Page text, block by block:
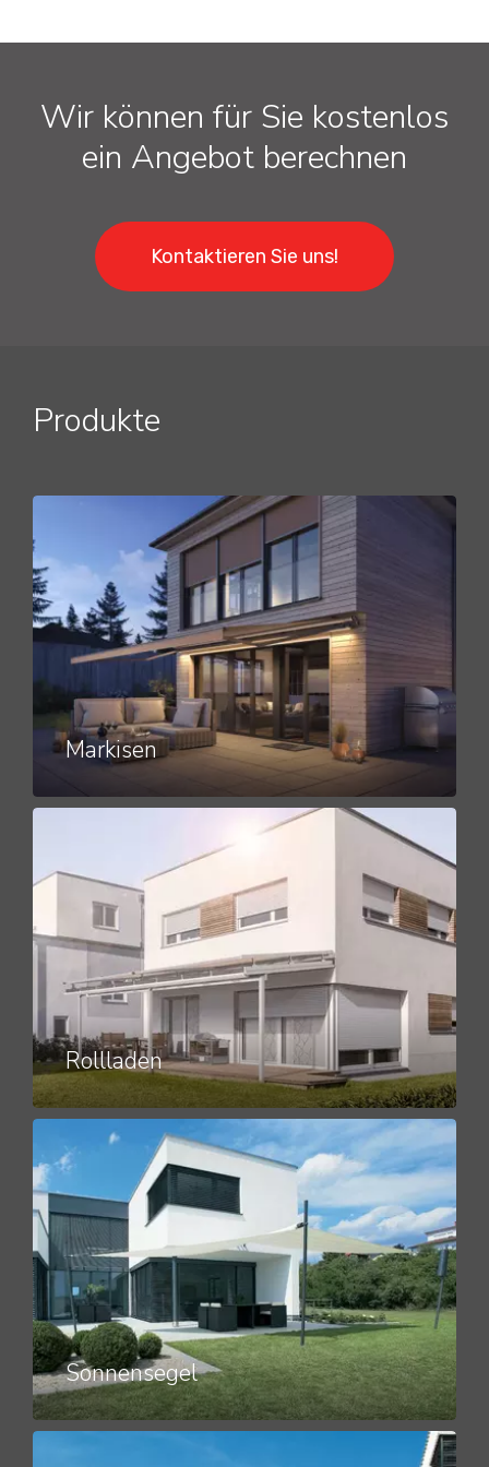
Wir können für Sie kostenlos
ein Angebot berechnen
Kontaktieren Sie uns!
Produkte
Markisen
Rollladen
Sonnensegel